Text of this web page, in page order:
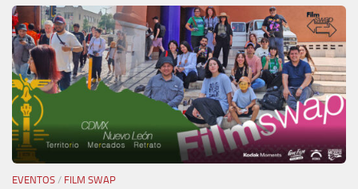
EVENTOS / FILM SWAP